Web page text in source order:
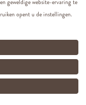
byeWings
geweldige website-ervaring te
opent u de instellingen.